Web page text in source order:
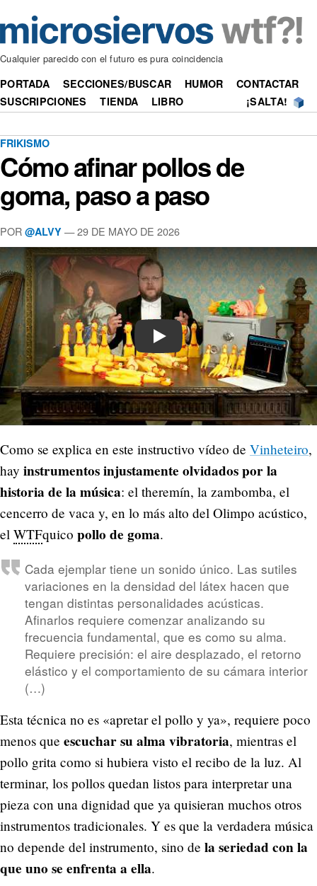
Cualquier parecido con el futuro es pura coincidencia
PORTADA SECCIONES/BUSCAR HUMOR
CONTACTAR
SUSCRIPCIONES
TIENDA LIBRO ¡SALTA!
FRIKISMO
Cómo afinar pollos de
goma, paso a paso
POR @ALVY —29 DE MAYO DE 2026
Play
Como se explica en este instructivo vídeo de Vinheteiro,
hay instrumentos injustamente olvidados por la
historia de la música: el theremín, la zambomba, el
cencerro de vaca y, en lo más alto del Olimpo acústico,
el WTFquico pollo de goma.
Cada ejemplar tiene un sonido único. Las sutiles
variaciones en la densidad del látex hacen que
tengan distintas personalidades acústicas.
Afinarlos requiere comenzar analizando su
frecuencia fundamental, que es como su alma.
Requiere precisión: el aire desplazado, el retorno
elástico y el comportamiento de su cámara interior
(…)
Esta técnica no es «apretar el pollo y ya», requiere poco
menos que escuchar su alma vibratoria, mientras el
pollo grita como si hubiera visto el recibo de la luz. Al
terminar, los pollos quedan listos para interpretar una
pieza con una dignidad que ya quisieran muchos otros
instrumentos tradicionales. Y es que la verdadera música
no depende del instrumento, sino de la seriedad con la
que uno se enfrenta a ella.